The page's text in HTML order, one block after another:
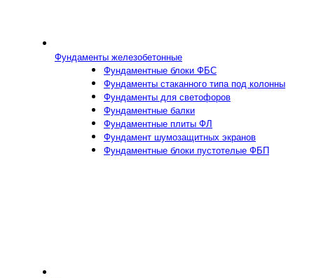
Фундаменты железобетонные
Фундаментные блоки ФБС
Фундаменты стаканного типа под колонны
Фундаменты для светофоров
Фундаментные балки
Фундаментные плиты ФЛ
Фундамент шумозащитных экранов
Фундаментные блоки пустотелые ФБП